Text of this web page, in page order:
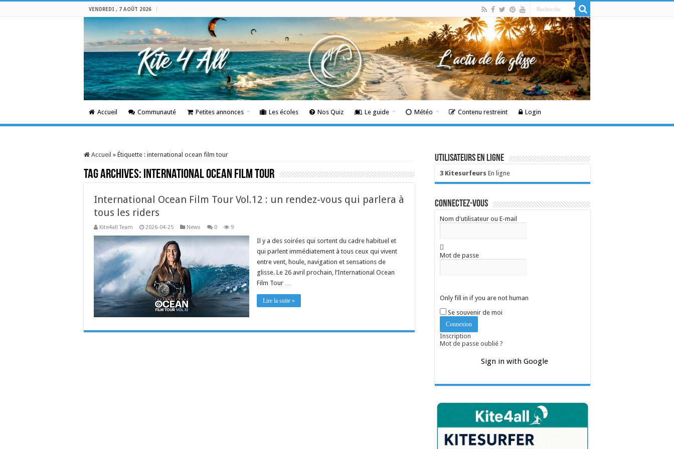
VENDREDI , 7 AOÛT 2026
Accueil Communauté Petites annonces Les écoles Nos Quiz Le guide Météo Contenu restreint Login
Accueil » Étiquette : international ocean film tour
Tag Archives: international ocean film tour
International Ocean Film Tour Vol.12 : un rendez-vous qui parlera à
tous les riders
Kite4all Team 2026-04-25 News 0 9
Il y a des soirées qui sortent du cadre habituel et
qui parlent immédiatement à tous ceux qui vivent
entre vent, houle, navigation et sensations de
glisse. Le 26 avril prochain, l’International Ocean
Film Tour …
Lire la suite »
Utilisateurs en ligne
3 Kitesurfeurs En ligne
Connectez-vous
Nom d'utilisateur ou E-mail
Mot de passe
Only fill in if you are not human
Se souvenir de moi
Inscription
Mot de passe oublié ?
Sign in with Google